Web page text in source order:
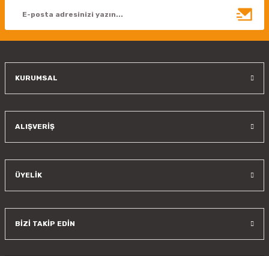
Ürün bilgilerinde hatalar bulunuyor.
KURUMSAL
ALIŞVERİŞ
ÜYELİK
BİZİ TAKİP EDİN